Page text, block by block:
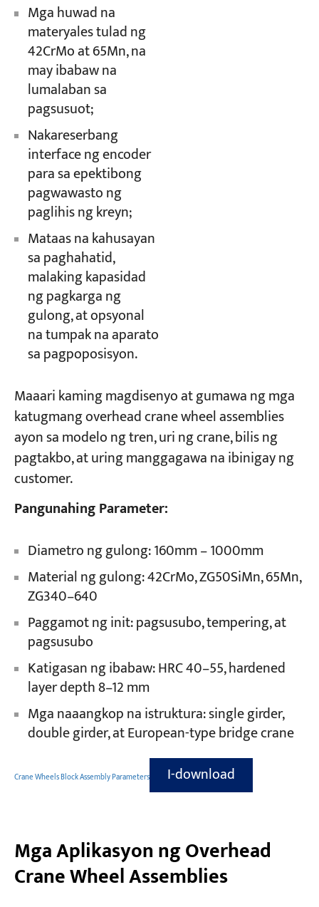
Mga huwad na
materyales tulad ng
42CrMo at 65Mn, na
may ibabaw na
lumalaban sa
pagsusuot;
Nakareserbang
interface ng encoder
para sa epektibong
pagwawasto ng
paglihis ng kreyn;
Mataas na kahusayan
sa paghahatid,
malaking kapasidad
ng pagkarga ng
gulong, at opsyonal
na tumpak na aparato
sa pagpoposisyon.
Maaari kaming magdisenyo at gumawa ng mga
katugmang overhead crane wheel assemblies
ayon sa modelo ng tren, uri ng crane, bilis ng
pagtakbo, at uring manggagawa na ibinigay ng
customer.
Pangunahing Parameter:
Diametro ng gulong: 160mm – 1000mm
Material ng gulong: 42CrMo, ZG50SiMn, 65Mn,
ZG340–640
Paggamot ng init: pagsusubo, tempering, at
pagsusubo
Katigasan ng ibabaw: HRC 40–55, hardened
layer depth 8–12 mm
Mga naaangkop na istruktura: single girder,
double girder, at European-type bridge crane
Crane Wheels Block Assembly Parameters I-download
Mga Aplikasyon ng Overhead
Crane Wheel Assemblies